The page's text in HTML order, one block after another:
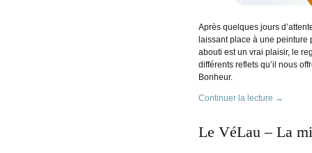
Après quelques jours
laissant place à une peinture
abouti est un vrai plaisir, le
différents reflets qu’il nous
Bonheur.
Continuer la lecture →
Le VéLau – La